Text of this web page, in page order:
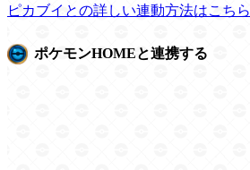
ピカブイとの詳しい連動方法はこちら
ポケモンHOMEと連携する